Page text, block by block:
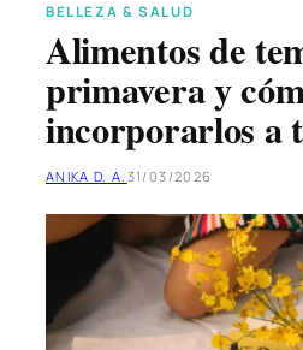
BELLEZA & SALUD
Alimentos de
primavera y
incorporarlos a
ANIKA D. A. 31/03/2026